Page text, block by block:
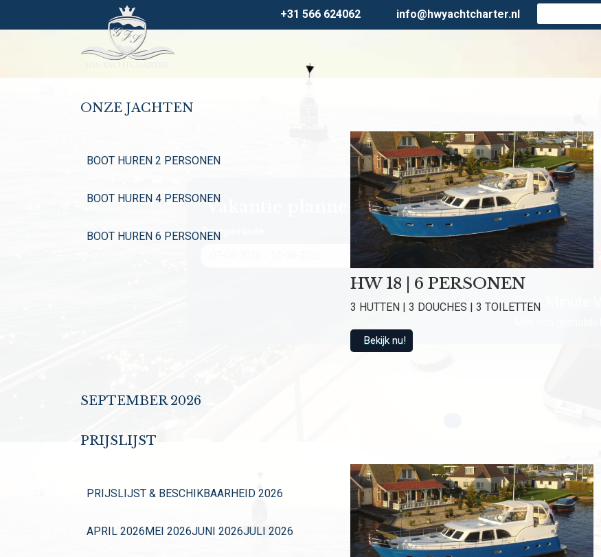
+31 566 624062 info@hwyachtcharter.nl
Vakantie planner
Reisperiode
Personen
First Minute
Met een
ONZE JACHTEN
BOOT HUREN 2 PERSONEN
BOOT HUREN 4 PERSONEN
BOOT HUREN 6 PERSONEN
HW 18 | 6 PERSONEN
3 HUTTEN | 3 DOUCHES | 3 TOILETTEN
Bekijk nu!
SEPTEMBER 2026
PRIJSLIJST
PRIJSLIJST & BESCHIKBAARHEID 2026
APRIL 2026MEI 2026JUNI 2026JULI 2026